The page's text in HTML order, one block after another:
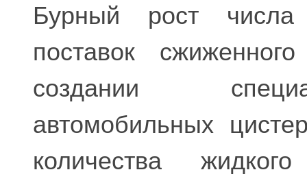
Бурный рост
поставок
создании
автомобильных
количества